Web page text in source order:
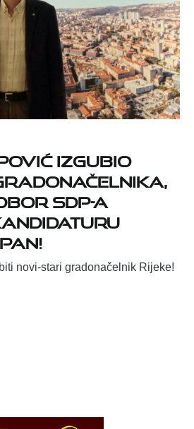
izgubio
SDP-a
novi-stari gradonačelnik Rijeke!